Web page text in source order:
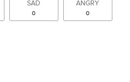
SAD
0
ANGRY
0